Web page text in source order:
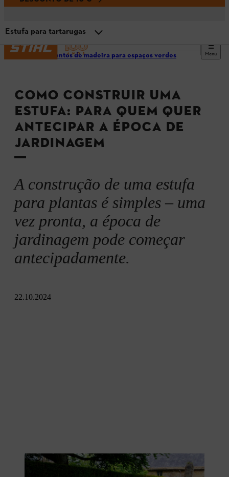
Menu
Ornamentos de madeira para espaços verdes
COMO CONSTRUIR UMA
ESTUFA: PARA QUEM QUER
ANTECIPAR A ÉPOCA DE
JARDINAGEM
A construção de uma estufa
para plantas é simples – uma
vez pronta, a época de
jardinagem pode começar
antecipadamente.
22.10.2024
Estufa para tartarugas
Informações sobre a estufa
Material e ferramenta
Canteiro elevado com estufa: instruções de montagem
Plantar numa estufa
Estufa para tartarugas